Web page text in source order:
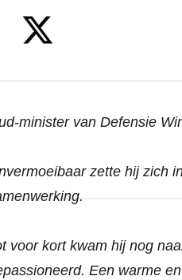
minister van Defensie
zette hij zich
voor kort kwam hij nog
Een warme